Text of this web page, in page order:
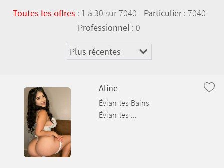
Andert-et-Condon
Apremont
Aranc
Arandas
Toutes les offres : 1 à 30 sur 7040 Particulier: 7040
Professionnel : 0
Aline
Évian-les-Bains
Évian-les-...